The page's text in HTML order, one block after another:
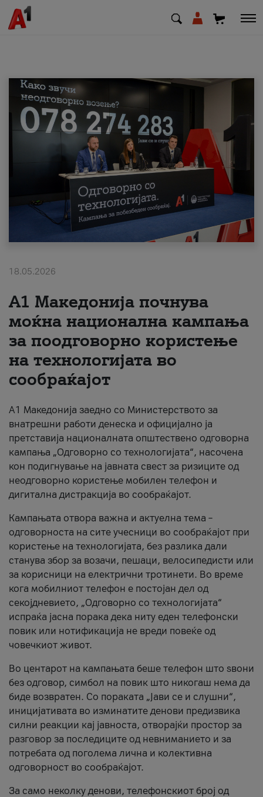
МК EN SQ
Деловни
Поддршка
Надополни кредит
#ПодобарОнлајн
18.05.2026
A1 Македонија почнува
моќна национална кампања
за поодговорно користење
на технологијата во
сообраќајот
A1 Македонија заедно со Министерството за
внатрешни работи денеска и официјално ја
претставија националната општествено одговорна
кампања „Одговорно со технологијата“, насочена
кон подигнување на јавната свест за ризиците од
неодговорно користење мобилен телефон и
дигитална дистракција во сообраќајот.
Кампањата отвора важна и актуелна тема –
одговорноста на сите учесници во сообраќајот при
користење на технологијата, без разлика дали
станува збор за возачи, пешаци, велосипедисти или
за корисници на електрични тротинети. Во време
кога мобилниот телефон е постојан дел од
секојдневието, „Одговорно со технологијата“
испраќа јасна порака дека ниту еден телефонски
повик или нотификација не вреди повеќе од
човечкиот живот.
Во центарот на кампањата беше телефон што ѕвони
без одговор, симбол на повик што никогаш нема да
биде возвратен. Со пораката „Јави се и слушни“,
иницијативата во изминатите денови предизвика
силни реакции кај јавноста, отворајќи простор за
разговор за последиците од невниманието и за
потребата од поголема лична и колективна
одговорност во сообраќајот.
За само неколку денови, телефонскиот број од